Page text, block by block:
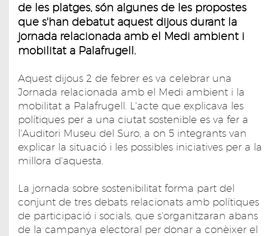
de les platges, són algunes de les propostes
que s'han debatut aquest dijous durant la
jornada relacionada amb el Medi ambient i
mobilitat a Palafrugell.
Aquest dijous 2 de febrer es va celebrar una
Jornada relacionada amb el Medi ambient i la
mobilitat a Palafrugell. L'acte que explicava les
polítiques per a una ciutat sostenible es va fer a
l'Auditori Museu del Suro, a on 5 integrants van
explicar la situació i les possibles iniciatives per a la
millora d'aquesta.
La jornada sobre sostenibilitat forma part del
conjunt de tres debats relacionats amb polítiques
de participació i socials, que s'organitzaran abans
de la campanya electoral per donar a conèixer el